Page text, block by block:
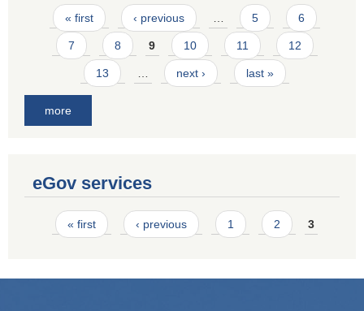
Pages
« first ‹ previous 5 6
7 8 9 10 11 12
13 next › last »
more
eGov services
Pages
« first ‹ previous 1 2 3